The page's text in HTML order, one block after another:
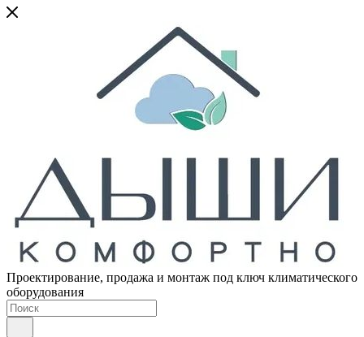
Проектирование, продажа и монтаж под ключ климатического
оборудования